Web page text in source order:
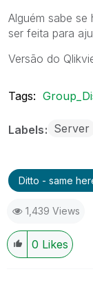
Alguém sabe
ser feita para
Versão do
Tags:
Labels Server
Ditto - same
1,439 Views
0 Likes